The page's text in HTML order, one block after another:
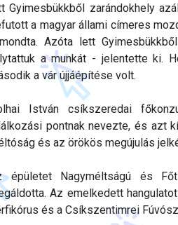
Gyimesbükkből zarándokhely
a magyar állami címeres
Azóta lett
a munkát - jelentette ki.
a vár újjáépítése volt.
István csíkszeredai
pontnak nevezte, és azt
és az örökös megújulás
épületet Nagyméltságú és
Az emelkedett
és a Csíkszentimrei